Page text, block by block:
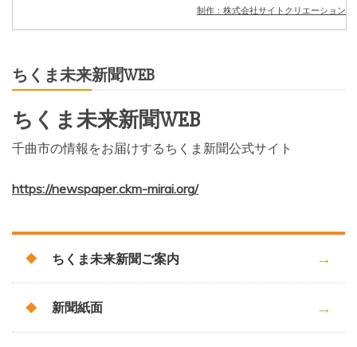
制作：株式会社サイトクリエーション
ちくま未来新聞WEB
ちくま未来新聞WEB
千曲市の情報をお届けするちくま新聞公式サイト
https://newspaper.ckm-mirai.org/
ちくま未来新聞ご案内
新聞紙面